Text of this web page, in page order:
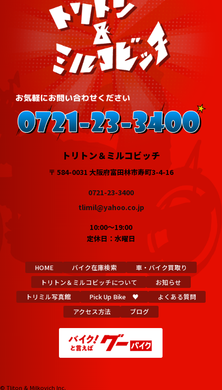
トリトン＆ミルコビッチ
〒 584-0031 大阪府富田林市寿町3-4-16
0721-23-3400
tlimil@yahoo.co.jp
10:00～19:00
定休日：水曜日
HOME バイク在庫検索
車・バイク買取り
トリトン＆ミルコビッチについて
お知らせ
トリミル写真館
Pick Up Bike ♥
よくある質問
アクセス方法
ブログ
© Tliton & Milkovich Inc.